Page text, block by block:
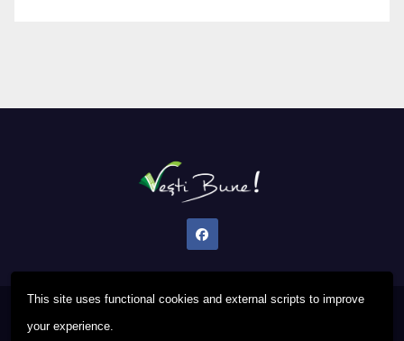
This site uses functional cookies and external scripts to improve
your experience.
Proudly powered by WordPress